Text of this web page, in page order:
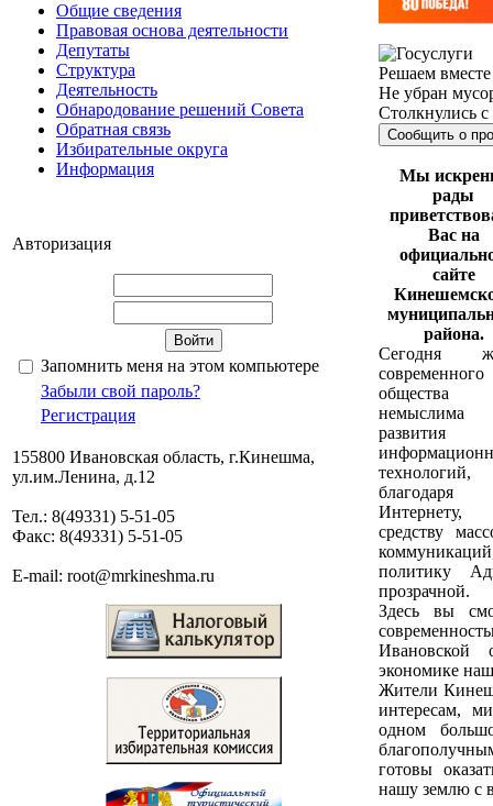
Общие сведения
Правовая основа деятельности
Депутаты
Структура
Деятельность
Обнародование решений Совета
Обратная связь
Избирательные округа
Информация
Авторизация
Запомнить меня на этом компьютере
Забыли свой пароль?
Регистрация
155800 Ивановская область, г.Кинешма,
ул.им.Ленина, д.12
Тел.: 8(49331) 5-51-05
Факс: 8(49331) 5-51-05
E-mail: root@mrkineshma.ru
Решаем вместе
Не убран
Столкнулись
Сообщить о
Мы
рады
Вас на
сайте
района.
Сегодня
современного
общества
немыслима
развития
благодаря
Интернету,
средству
политику
прозрачной.
Здесь вы
Ивановской
экономике
Жители
интересам,
одном
готовы
нашу землю с